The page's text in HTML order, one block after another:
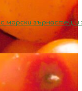
морски зърнастец и